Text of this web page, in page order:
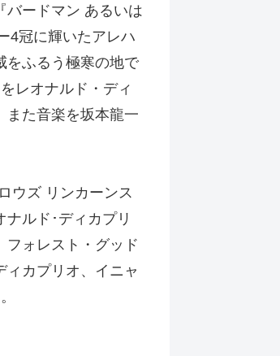
バードマン あるいは
4冠に輝いたアレハ
をふるう極寒の地で
レオナルド・ディ
また音楽を坂本龍一
ウズ リンカーンス
ルド･ディカプリ
フォレスト・グッド
カプリオ、イニャ